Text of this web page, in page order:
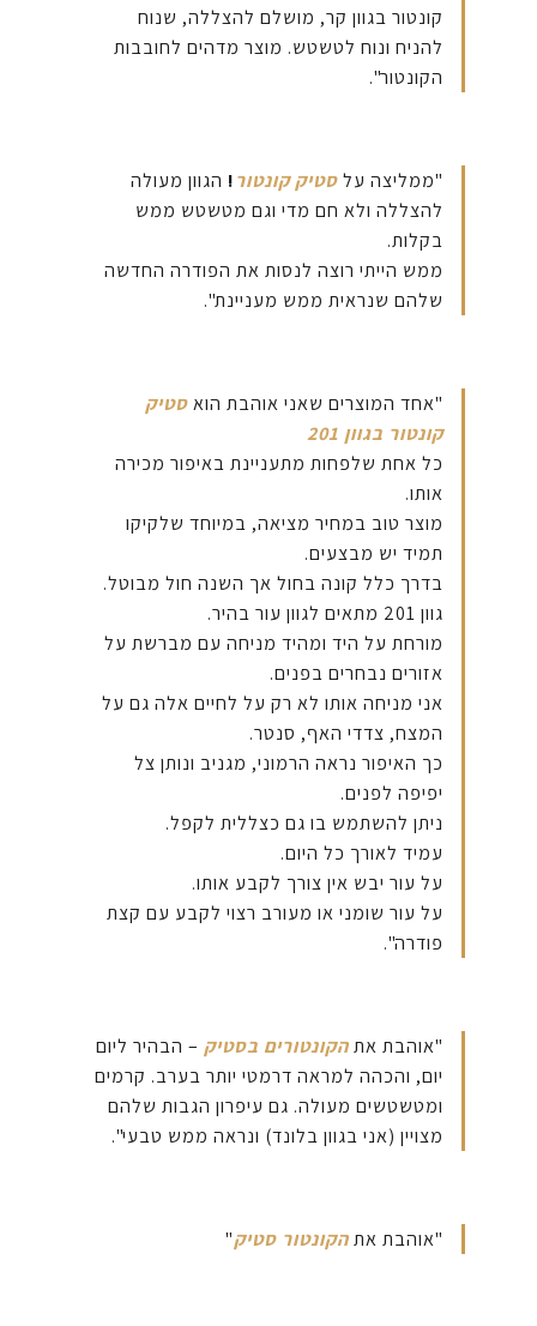
קונטור בגוון קר, מושלם להצללה, שנוח
להניח ונוח לטשטש. מוצר מדהים לחובבות
הקונטור".
"ממליצה עלסטיק קונטור! הגוון מעולה
להצללה ולא חם מדי וגם מטשטש ממש
בקלות.
ממש הייתי רוצה לנסות את הפודרה החדשה
שלהם שנראית ממש מעניינת".
"אחד המוצרים שאני אוהבת הואסטיק
קונטור בגוון 201
כל אחת שלפחות מתעניינת באיפור מכירה
אותו.
מוצר טוב במחיר מציאה, במיוחד שלקיקו
תמיד יש מבצעים.
בדרך כלל קונה בחול אך השנה חול מבוטל.
גוון 201 מתאים לגוון עור בהיר.
מורחת על היד ומהיד מניחה עם מברשת על
אזורים נבחרים בפנים.
אני מניחה אותו לא רק על לחיים אלה גם על
המצח, צדדי האף, סנטר.
כך האיפור נראה הרמוני, מגניב ונותן צל
יפיפה לפנים.
ניתן להשתמש בו גם כצללית לקפל.
עמיד לאורך כל היום.
על עור יבש אין צורך לקבע אותו.
על עור שומני או מעורב רצוי לקבע עם קצת
פודרה".
"אוהבת אתהקונטורים בסטיק – הבהיר ליום
יום, והכהה למראה דרמטי יותר בערב. קרמים
ומטשטשים מעולה. גם עיפרון הגבות שלהם
מצויין (אני בגוון בלונד) ונראה ממש טבעי".
"אוהבת אתהקונטור סטיק"